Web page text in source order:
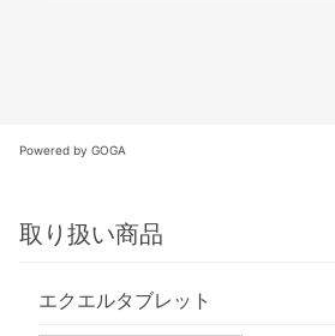
Powered by GOGA
取り扱い商品
エクエルタブレット